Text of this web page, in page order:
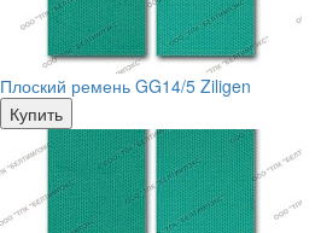
Плоский ремень GG14/5 Ziligen
Купить